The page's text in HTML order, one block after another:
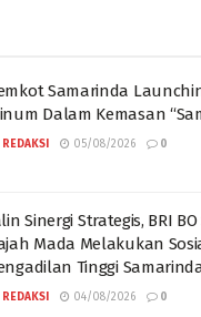
Samarinda
Dalam Kemasan
REDAKSI 05/08/2026 0
Sinergi Strategis, BRI
Mada Melakukan
Tinggi
REDAKSI 04/08/2026 0